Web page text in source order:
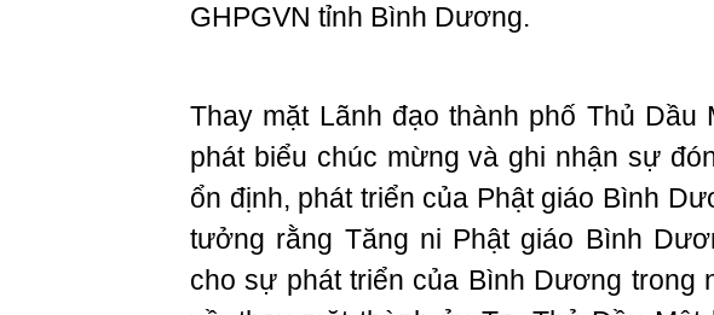
GHPGVN tỉnh Bình Dương.
Thay mặt Lãnh đạo thành phố Thủ Dầu
phát biểu chúc mừng và ghi nhận sự
ổn định, phát triển của Phật giáo Bình
tưởng rằng Tăng ni Phật giáo Bình
cho sự phát triển của Bình Dương trong